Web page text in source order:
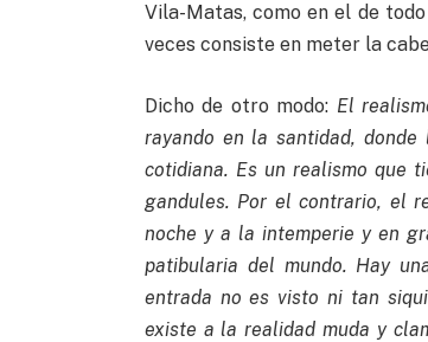
Vila-Matas, como en el de
veces consiste en meter la
Dicho de otro modo: El
rayando en la santidad,
cotidiana. Es un realismo que
gandules. Por el contrario, el
noche y a la intemperie y en
patibularia del mundo. Hay
entrada no es visto ni tan
existe a la realidad muda y